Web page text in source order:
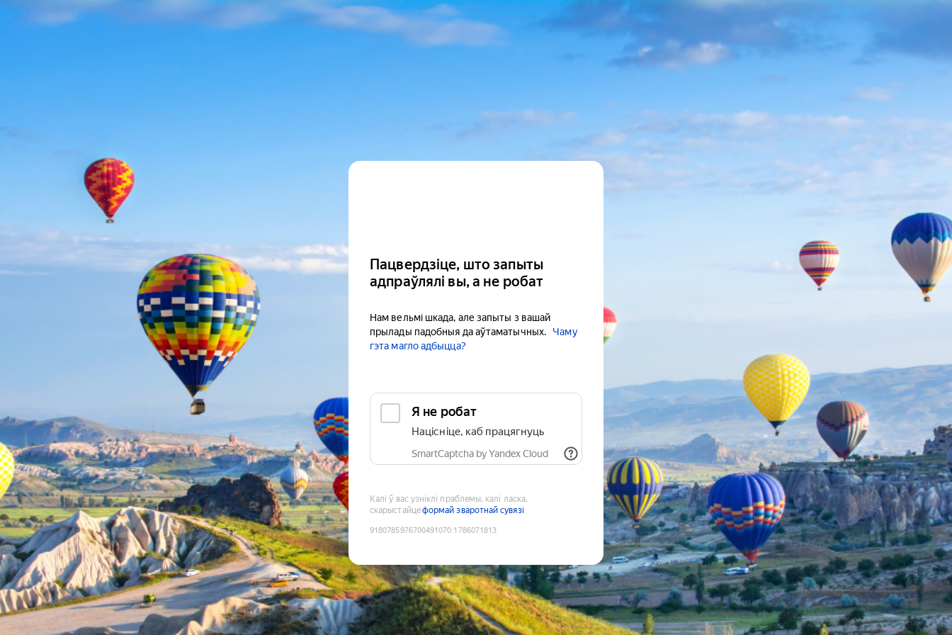
Пацвердзіце, што запыты
адпраўлялі вы, а не робат
Нам вельмі шкада, але запыты з вашай
прылады падобныя да аўтаматычных.
Чаму
гэта магло адбыцца?
Я не робат
Націсніце, каб працягнуць
SmartCaptcha by Yandex Cloud
Калі ў вас узніклі праблемы, калі ласка,
скарыстайцеформай зваротнай сувязі
9180785976700491070:1786071813